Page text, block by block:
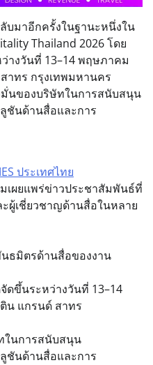
ลับมาอีกครั้งในฐานะหนึ่งใน
Thailand 2026 โดย
างวันที่ 13–14 พฤษภาคม
าทร กรุงเทพมหานคร
นของบริษัทในการสนับสนุน
ชันด้านสื่อและการ
ประเทศไทย
เผยแพร่ข่าวประชาสัมพันธ์ที่
ผู้เชี่ยวชาญด้านสื่อในหลาย
ธมิตรด้านสื่อของงาน
ดขึ้นระหว่างวันที่ 13–14
น แกรนด์ สาทร
ในการสนับสนุน
ชันด้านสื่อและการ